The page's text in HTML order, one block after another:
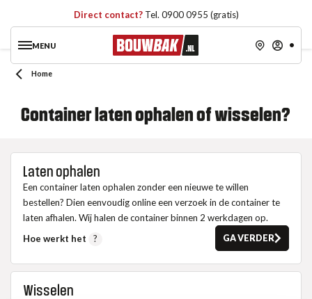
Direct contact? Tel. 0900 0955 (gratis)
MENU
Home
Container laten ophalen of wisselen?
Laten ophalen
Een container laten ophalen zonder een nieuwe te willen
bestellen? Dien eenvoudig online een verzoek in de container te
laten afhalen. Wij halen de container binnen 2 werkdagen op.
Hoe werkt het
? GA VERDER
Wisselen